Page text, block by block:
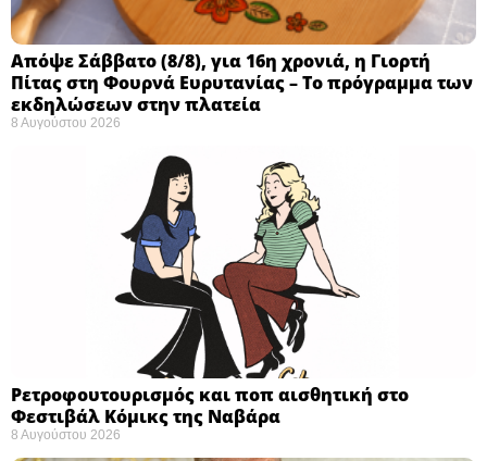
Απόψε Σάββατο (8/8), για 16η χρονιά, η Γιορτή
Πίτας στη Φουρνά Ευρυτανίας – Το πρόγραμμα των
εκδηλώσεων στην πλατεία
8 Αυγούστου 2026
Ρετροφουτουρισμός και ποπ αισθητική στο
Φεστιβάλ Κόμικς της Ναβάρα ​
8 Αυγούστου 2026